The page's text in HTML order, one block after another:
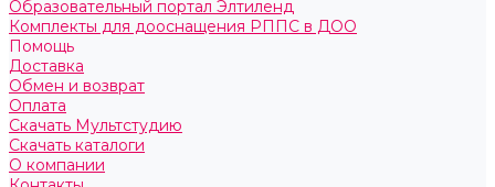
Образовательный портал Элтиленд
Комплекты для дооснащения РППС в ДОО
Помощь
Доставка
Обмен и возврат
Оплата
Скачать Мультстудию
Скачать каталоги
О компании